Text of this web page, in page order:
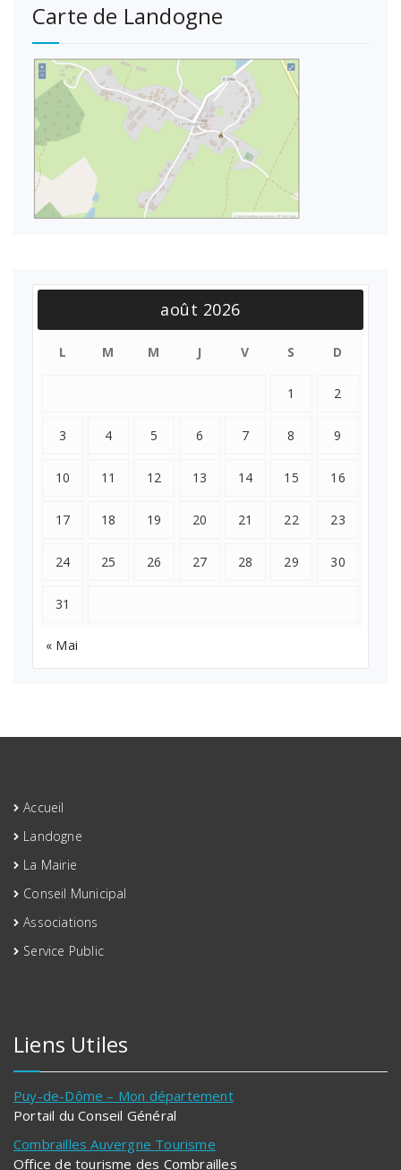
Carte de Landogne
août 2026
L M M J V S D
1 2
3 4 5 6 7 8 9
10 11 12 13 14 15 16
17 18 19 20 21 22 23
24 25 26 27 28 29 30
31
« Mai
Accueil
Landogne
La Mairie
Conseil Municipal
Associations
Service Public
Liens Utiles
Puy-de-Dôme – Mon département
Portail du Conseil Général
Combrailles Auvergne Tourisme
Office de tourisme des Combrailles